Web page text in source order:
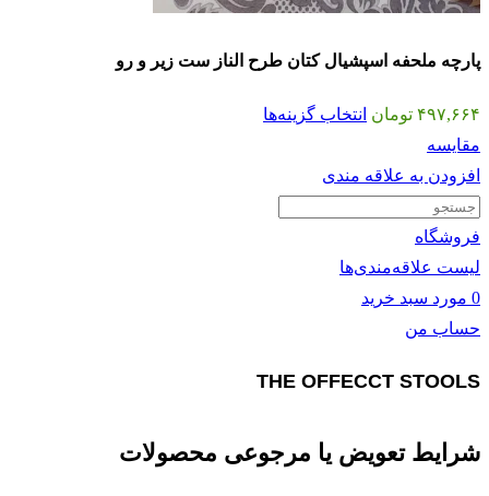
پارچه ملحفه اسپشیال کتان طرح الناز ست زیر و رو
۴۹۷,۶۶۴ تومان انتخاب گزینه‌ها
مقايسه
افزودن به علاقه مندی
فروشگاه
لیست علاقه‌مندی‌ها
0 مورد سبد خرید
حساب من
THE OFFECCT STOOLS
شرایط تعویض یا مرجوعی محصولات